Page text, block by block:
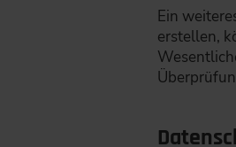
Ein
erstellen,